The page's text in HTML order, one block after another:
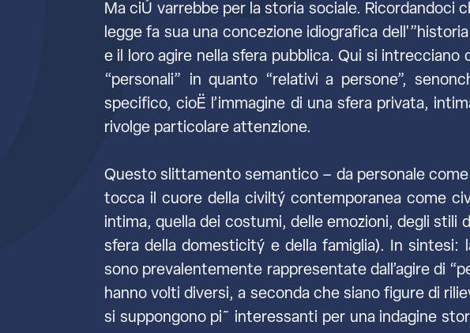
Ma ciÚ varrebbe per la storia sociale. Ricordandoci
legge fa sua una concezione idiografica
e il loro agire nella sfera pubblica. Qui si
“personali” in quanto “relativi a persone”,
specifico, cioË l’immagine di una sfera privata,
rivolge particolare attenzione.
Questo slittamento semantico – da personale
tocca il cuore della civiltý contemporanea come
intima, quella dei costumi, delle emozioni, degli stili
sfera della domesticitý e della famiglia). In
sono prevalentemente rappresentate dall’agire di
hanno volti diversi, a seconda che siano figure di
si suppongono pi˜ interessanti per una indagine